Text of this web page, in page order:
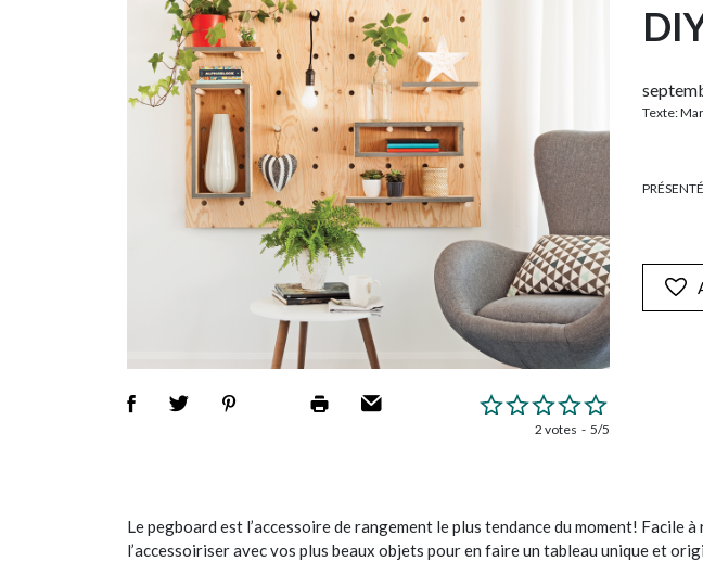
2 votes 5/5
Texte:
Le pegboard est l’accessoire de rangement le plus tendance du moment! Facile
l’accessoiriser avec vos plus beaux objets pour en faire un tableau unique et